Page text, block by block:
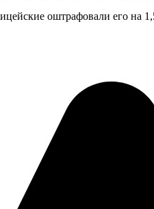
оштрафовали его на